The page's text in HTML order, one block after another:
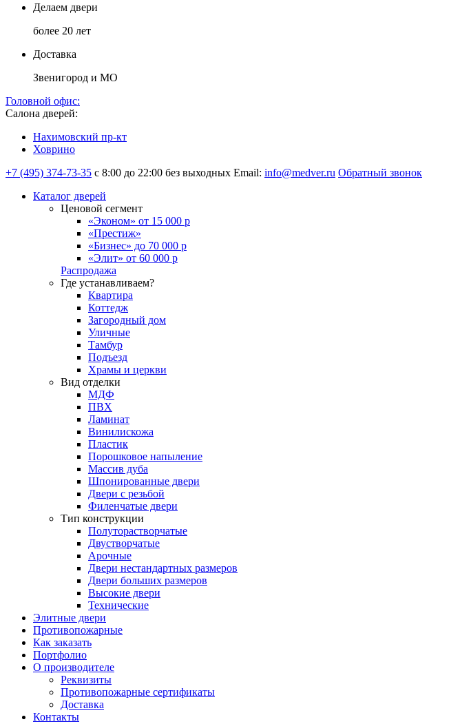
Делаем двери
более 20 лет
Доставка
Звенигород и МО
Головной офис:
Салона дверей:
Нахимовский пр-кт
Ховрино
+7 (495) 374-73-35 с 8:00 до 22:00 без выходных Email: info@medver.ru Обратный звонок
Каталог дверей
Ценовой сегмент
«Эконом» от 15 000 р
«Престиж»
«Бизнес» до 70 000 р
«Элит» от 60 000 р
Распродажа
Где устанавливаем?
Квартира
Коттедж
Загородный дом
Уличные
Тамбур
Подъезд
Храмы и церкви
Вид отделки
МДФ
ПВХ
Ламинат
Винилискожа
Пластик
Порошковое напыление
Массив дуба
Шпонированные двери
Двери с резьбой
Филенчатые двери
Тип конструкции
Полуторастворчатые
Двустворчатые
Арочные
Двери нестандартных размеров
Двери больших размеров
Высокие двери
Технические
Элитные двери
Противопожарные
Как заказать
Портфолио
О производителе
Реквизиты
Противопожарные сертификаты
Доставка
Контакты